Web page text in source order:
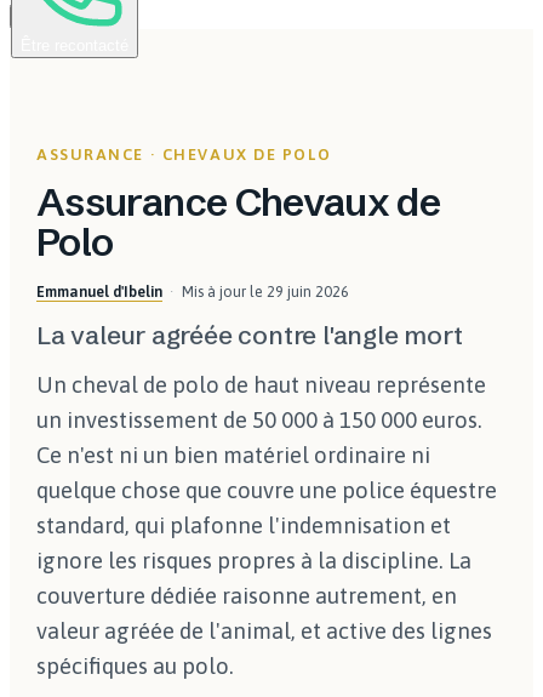
ASSURANCE · CHEVAUX DE POLO
Assurance Chevaux de
Polo
Emmanuel d'Ibelin Mis à jour le 29 juin 2026
La valeur agréée contre l'angle mort
Un cheval de polo de haut niveau représente
un investissement de 50 000 à 150 000 euros.
Ce n'est ni un bien matériel ordinaire ni
quelque chose que couvre une police équestre
standard, qui plafonne l'indemnisation et
ignore les risques propres à la discipline. La
couverture dédiée raisonne autrement, en
valeur agréée de l'animal, et active des lignes
spécifiques au polo.